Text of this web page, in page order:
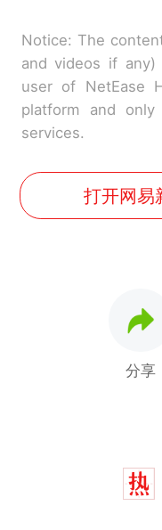
Notice: The
and videos if
user of NetEase
platform and only
services.
打开网易
分享
热